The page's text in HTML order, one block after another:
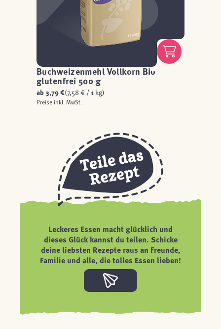
Buchweizenmehl Vollkorn Bio
glutenfrei 500 g
ab3,79 €(7,58 € / 1 kg)
Preise inkl. MwSt.
Leckeres Essen macht glücklich und
dieses Glück kannst du teilen. Schicke
deine liebsten Rezepte raus an Freunde,
Familie und alle, die tolles Essen lieben!